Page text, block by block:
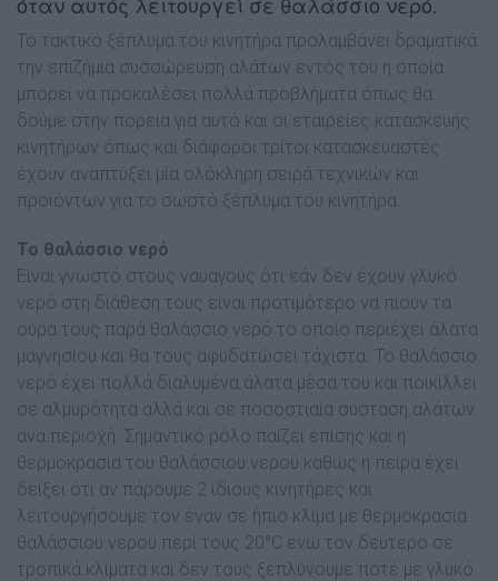
Το τακτικό ξέπλυµα του κινητήρα προλαµβάνει δραµατικά
την επιζήµια συσσώρευση αλάτων εντός του η οποία
µπορεί να προκαλέσει πολλά προβλήµατα όπως θα
δούµε στην πορεία για αυτό και οι εταιρείες κατασκευής
κινητήρων όπως και διάφοροι τρίτοι κατασκευαστές
έχουν αναπτύξει µία ολόκληρη σειρά τεχνικών και
προιόντων για το σωστό ξέπλυµα του κινητήρα.
Το θαλάσσιο νερό
Είναι γνωστό στους ναυαγούς ότι εάν δεν έχουν γλυκό
νερό στη διάθεση τους είναι προτιµότερο να πιούν τα
ούρα τους παρά θαλάσσιο νερό το οποίο περιέχει άλατα
µαγνησίου και θα τους αφυδατώσει τάχιστα. Το θαλάσσιο
νερό έχει πολλά διαλυµένα άλατα µέσα του και ποικίλλει
σε αλµυρότητα αλλά και σε ποσοστιαία σύσταση αλάτων
ανα περιοχή. Σηµαντικό ρόλο παίζει επίσης και η
θερµοκρασία του θαλάσσιου νερού καθώς η πείρα έχει
δείξει ότι αν πάρουµε 2 ίδιους κινητήρες και
λειτουργήσουµε τον έναν σε ήπιο κλίµα µε θερµοκρασία
θαλάσσιου νερού περί τους 20°C ενώ τον δεύτερο σε
τροπικά κλίµατα και δεν τους ξεπλύνουµε ποτέ µε γλυκό